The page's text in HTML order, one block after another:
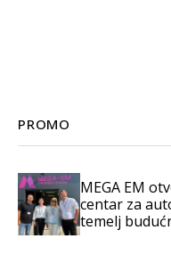
PROMO
MEGA EM
centar za
temelj